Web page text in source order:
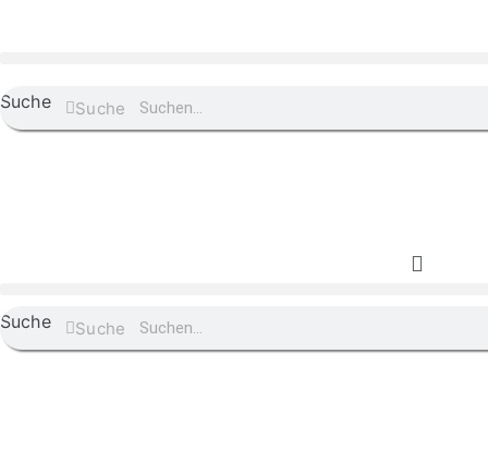
Suche Suche
Suche Suche